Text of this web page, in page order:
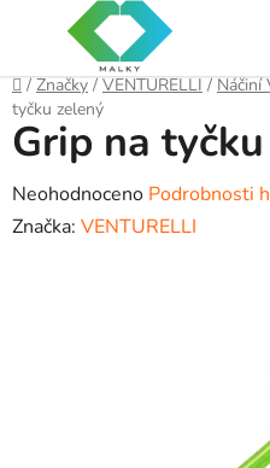
Domů
/ Značky / VENTURELLI / Náčiní
tyčku zelený
Grip na
Průměrné
hodnocení
Neohodnoceno Podrobnosti
Značka: VENTURELLI